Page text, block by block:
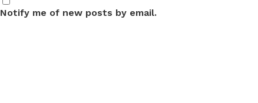
Notify me of new posts by email.